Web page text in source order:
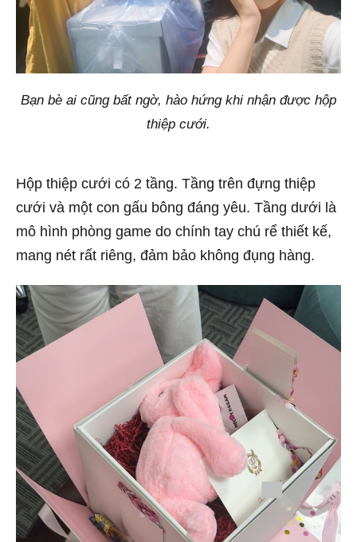
Bạn bè ai cũng bất ngờ, hào hứng khi nhận được hộp
thiệp cưới.
Hộp thiệp cưới có 2 tầng. Tầng trên đựng thiệp
cưới và một con gấu bông đáng yêu. Tầng dưới là
mô hình phòng game do chính tay chú rể thiết kế,
mang nét rất riêng, đảm bảo không đụng hàng.